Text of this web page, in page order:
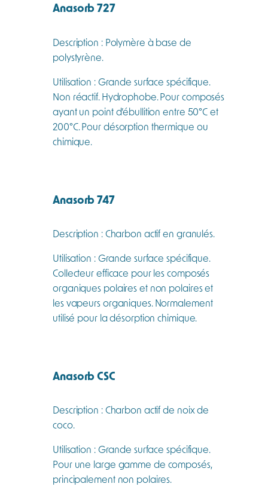
Anasorb 727
Description : Polymère à base de
polystyrène.
Utilisation : Grande surface spécifique.
Non réactif. Hydrophobe. Pour composés
ayant un point d’ébullition entre 50°C et
200°C. Pour désorption thermique ou
chimique.
Anasorb 747
Description : Charbon actif en granulés.
Utilisation : Grande surface spécifique.
Collecteur efficace pour les composés
organiques polaires et non polaires et
les vapeurs organiques. Normalement
utilisé pour la désorption chimique.
Anasorb CSC
Description : Charbon actif de noix de
coco.
Utilisation : Grande surface spécifique.
Pour une large gamme de composés,
principalement non polaires.